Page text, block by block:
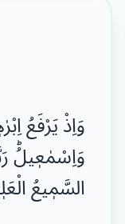
وَاِذْ یَرْفَعُ
وَاِسْمٰعٖیلُؕ
السَّمٖیعُ